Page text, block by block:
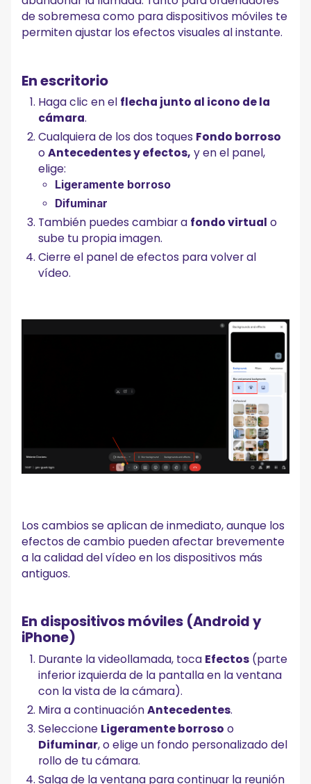
de sobremesa como para dispositivos móviles te
permiten ajustar los efectos visuales al instante.
En escritorio
Haga clic en el flecha junto al icono de la
cámara.
Cualquiera de los dos toques Fondo borroso
oAntecedentes y efectos, y en el panel,
elige:
Ligeramente borroso
Difuminar
También puedes cambiar a fondo virtual o
sube tu propia imagen.
Cierre el panel de efectos para volver al
vídeo.
Los cambios se aplican de inmediato, aunque los
efectos de cambio pueden afectar brevemente
a la calidad del vídeo en los dispositivos más
antiguos.
En dispositivos móviles (Android y
iPhone)
Durante la videollamada, toca Efectos (parte
inferior izquierda de la pantalla en la ventana
con la vista de la cámara).
Mira a continuaciónAntecedentes.
Seleccione Ligeramente borroso o
Difuminar, o elige un fondo personalizado del
rollo de tu cámara.
Salga de la ventana para continuar la reunión